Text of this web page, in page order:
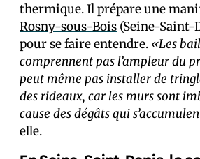
thermique. Il prépare une
Rosny-sous-Bois (Seine-Saint-
pour se faire entendre. «Les
comprennent pas l’ampleur du
peut même pas installer de
des rideaux, car les murs sont
cause des dégâts qui
elle.